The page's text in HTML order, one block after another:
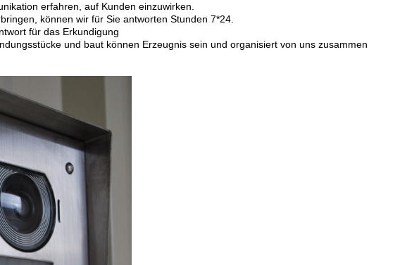
erfahren, auf Kunden einzuwirken.
können wir für Sie antworten Stunden 7*24.
für das Erkundigung
und baut können Erzeugnis sein und organisiert von uns zusammen